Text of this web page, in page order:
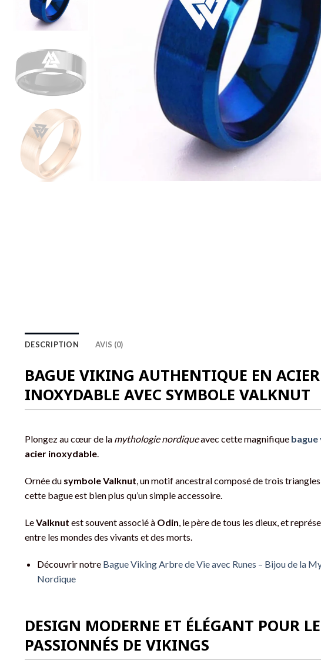
DESCRIPTION AVIS (0)
BAGUE VIKING AUTHENTIQUE EN ACIER
INOXYDABLE AVEC SYMBOLE VALKNUT
Plongez au cœur de la mythologie nordiqueavec cette magnifique bague
acier inoxydable.
Ornée du symbole Valknut, un motif ancestral composé de trois
cette bague est bien plus qu’un simple accessoire.
LeValknut est souvent associé à Odin, le père de tous les dieux, et
entre les mondes des vivants et des morts.
Découvrir notre Bague Viking Arbre de Vie avec Runes – Bijou de la
Nordique
DESIGN MODERNE ET ÉLÉGANT POUR
PASSIONNÉS DE VIKINGS